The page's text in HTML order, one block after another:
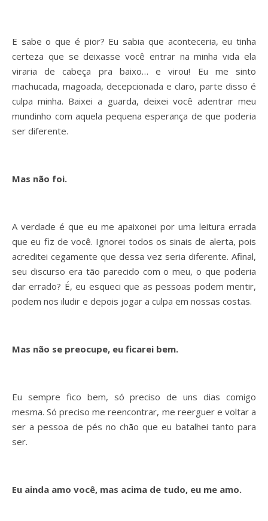
E sabe o que é pior? Eu sabia que aconteceria, eu tinha
certeza que se deixasse você entrar na minha vida ela
viraria de cabeça pra baixo… e virou! Eu me sinto
machucada, magoada, decepcionada e claro, parte disso é
culpa minha. Baixei a guarda, deixei você adentrar meu
mundinho com aquela pequena esperança de que poderia
ser diferente.
Mas não foi.
A verdade é que eu me apaixonei por uma leitura errada
que eu fiz de você. Ignorei todos os sinais de alerta, pois
acreditei cegamente que dessa vez seria diferente. Afinal,
seu discurso era tão parecido com o meu, o que poderia
dar errado? É, eu esqueci que as pessoas podem mentir,
podem nos iludir e depois jogar a culpa em nossas costas.
Mas não se preocupe, eu ficarei bem.
Eu sempre fico bem, só preciso de uns dias comigo
mesma. Só preciso me reencontrar, me reerguer e voltar a
ser a pessoa de pés no chão que eu batalhei tanto para
ser.
Eu ainda amo você, mas acima de tudo, eu me amo.